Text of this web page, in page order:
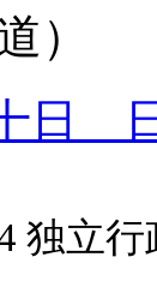
）
十日
独立